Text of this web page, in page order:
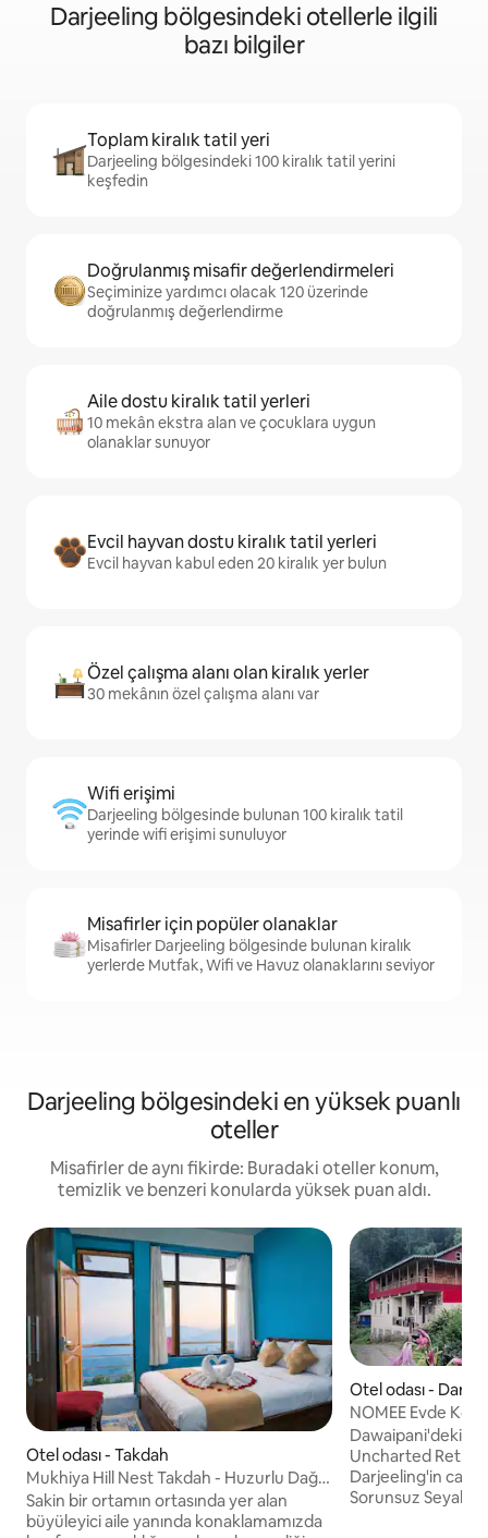
Darjeeling bölgesindeki otellerle ilgili
bazı bilgiler
Toplam kiralık tatil yeri
Darjeeling bölgesindeki 100 kiralık tatil yerini
keşfedin
Doğrulanmış misafir değerlendirmeleri
Seçiminize yardımcı olacak 120 üzerinde
doğrulanmış değerlendirme
Aile dostu kiralık tatil yerleri
10 mekân ekstra alan ve çocuklara uygun
olanaklar sunuyor
Evcil hayvan dostu kiralık tatil yerleri
Evcil hayvan kabul eden 20 kiralık yer bulun
Özel çalışma alanı olan kiralık yerler
30 mekânın özel çalışma alanı var
Wifi erişimi
Darjeeling bölgesinde bulunan 100 kiralık tatil
yerinde wifi erişimi sunuluyor
Misafirler için popüler olanaklar
Misafirler Darjeeling bölgesinde bulunan kiralık
yerlerde Mutfak, Wifi ve Havuz olanaklarını seviyor
Darjeeling bölgesindeki en yüksek puanlı
oteller
Misafirler de aynı fikirde: Buradaki oteller konum,
temizlik ve benzeri konularda yüksek puan aldı.
Otel odası - Takdah
Mukhiya Hill Nest Takdah - Huzurlu Dağ
Konaklaması
Sakin bir ortamın ortasında yer alan
büyüleyici aile yanında konaklamamızda
Otel odası -
NOMEE Evde
Dawaipani'deki
Uncharted
Darjeeling'in
Sorunsuz